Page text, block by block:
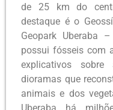
de 25 km do
destaque é o
Geopark Uberaba
possui fósseis com
explicativos
dioramas que
animais e dos
Uberaba há